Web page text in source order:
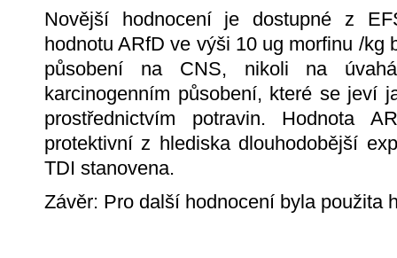
Novější hodnocení je dostupné z
hodnotu ARfD ve výši 10 ug morfinu /
působení na CNS, nikoli na
karcinogenním působení, které se jeví
prostřednictvím potravin. Hodnota
protektivní z hlediska dlouhodobější
TDI stanovena.
Závěr: Pro další hodnocení byla použita